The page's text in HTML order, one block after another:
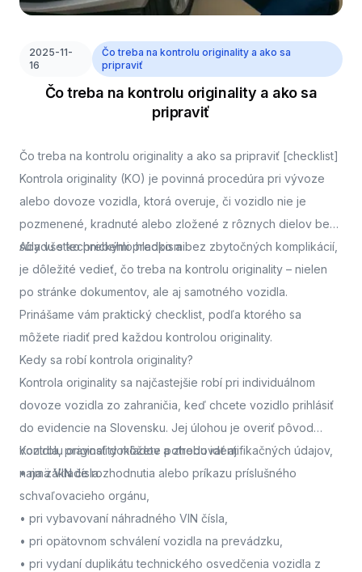
2025-11-
16
Čo treba na kontrolu originality a ako sa
pripraviť
Čo treba na kontrolu originality a ako sa
pripraviť
Čo treba na kontrolu originality a ako sa pripraviť [checklist]
Kontrola originality (KO) je povinná procedúra pri vývoze
alebo dovoze vozidla, ktorá overuje, či vozidlo nie je
pozmenené, kradnuté alebo zložené z rôznych dielov bez
súladu s technickými predpismi.
Aby všetko prebehlo hladko a bez zbytočných komplikácií,
je dôležité vedieť, čo treba na kontrolu originality – nielen
po stránke dokumentov, ale aj samotného vozidla.
Prinášame vám praktický checklist, podľa ktorého sa
môžete riadiť pred každou kontrolou originality.
Kedy sa robí kontrola originality?
Kontrola originality sa najčastejšie robí pri individuálnom
dovoze vozidla zo zahraničia, keď chcete vozidlo prihlásiť
do evidencie na Slovensku. Jej úlohou je overiť pôvod
vozidla, pravosť dokladov a zhodu identifikačných údajov,
najmä VIN čísla.
Kontrolu originality môžete potrebovať aj:
• na základe rozhodnutia alebo príkazu príslušného
schvaľovacieho orgánu,
• pri vybavovaní náhradného VIN čísla,
• pri opätovnom schválení vozidla na prevádzku,
• pri vydaní duplikátu technického osvedčenia vozidla z